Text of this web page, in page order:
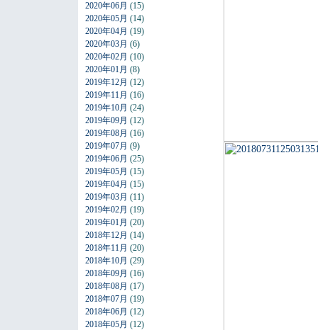
2020年06月 (15)
2020年05月 (14)
2020年04月 (19)
2020年03月 (6)
2020年02月 (10)
2020年01月 (8)
2019年12月 (12)
2019年11月 (16)
2019年10月 (24)
2019年09月 (12)
2019年08月 (16)
2019年07月 (9)
2019年06月 (25)
2019年05月 (15)
2019年04月 (15)
2019年03月 (11)
2019年02月 (19)
2019年01月 (20)
2018年12月 (14)
2018年11月 (20)
2018年10月 (29)
2018年09月 (16)
2018年08月 (17)
2018年07月 (19)
2018年06月 (12)
2018年05月 (12)